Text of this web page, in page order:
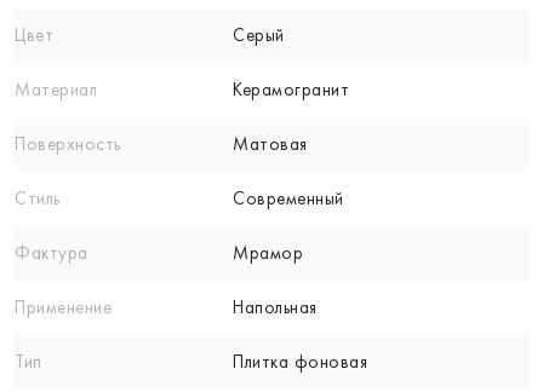
Цвет Серый
Материал Керамогранит
Поверхность Матовая
Стиль Современный
Фактура Мрамор
Применение Напольная
Тип Плитка фоновая